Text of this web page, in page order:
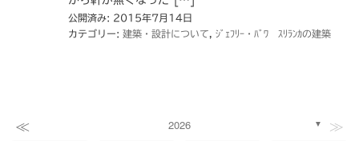
公開済み: 2015年7月14日
カテゴリー: 建築・設計について ｼﾞｪﾌﾘｰ・ﾊﾞﾜ ｽﾘﾗﾝｶの建築
≪ 2026 ▼ ≫